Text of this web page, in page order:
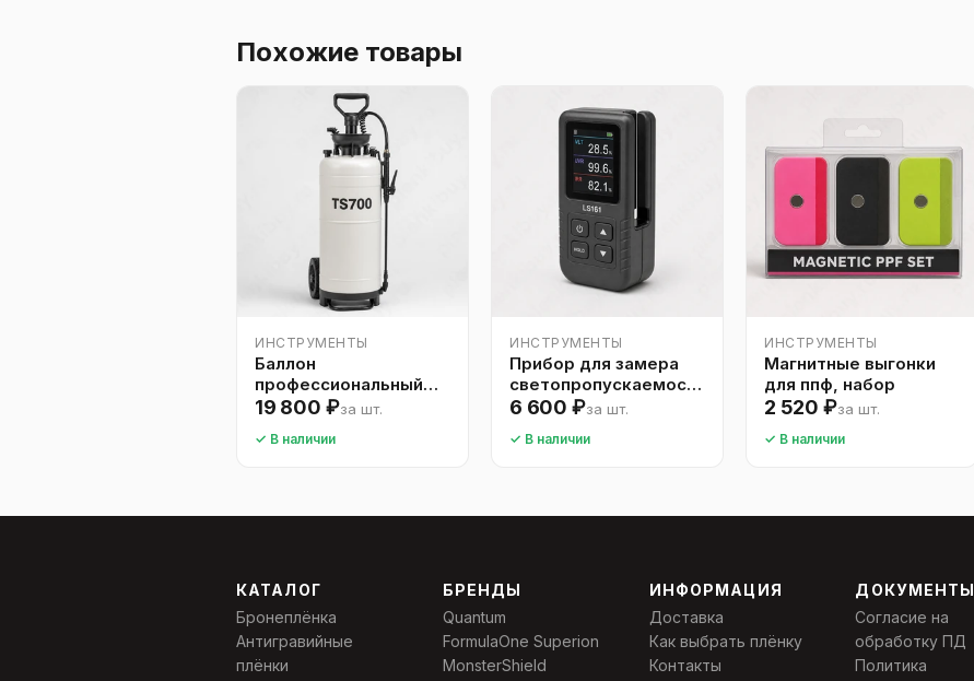
Похожие товары
ИНСТРУМЕНТЫ
Баллон
профессиональный
для монтажного
19 800 ₽за шт.
✓ В наличии
ИНСТРУМЕНТЫ
Прибор для замера
светопропускаемости
тонировки
6 600 ₽за шт.
✓ В наличии
ИНСТРУМЕНТЫ
Магнитные выгонки
для ппф, набор
2 520 ₽за шт.
✓ В наличии
КАТАЛОГ
Бронеплёнка
Антигравийные
плёнки
БРЕНДЫ
Quantum
FormulaOne Superion
MonsterShield
ИНФОРМАЦИЯ
Доставка
Как выбрать плёнку
Контакты
ДОКУМЕНТЫ
Согласие на
обработку ПД
Политика